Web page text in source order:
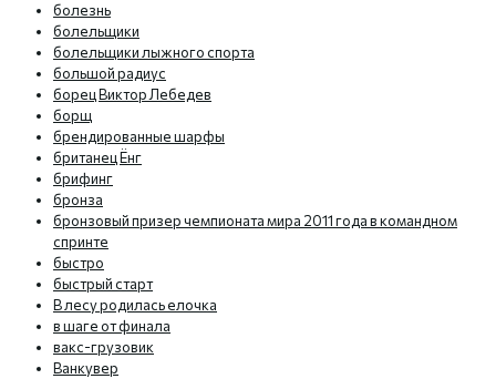
болезнь
болельщики
болельщики лыжного спорта
большой радиус
борец Виктор Лебедев
борщ
брендированные шарфы
британец Ёнг
брифинг
бронза
бронзовый призер чемпионата мира 2011 года в командном
спринте
быстро
быстрый старт
В лесу родилась елочка
в шаге от финала
вакс-грузовик
Ванкувер